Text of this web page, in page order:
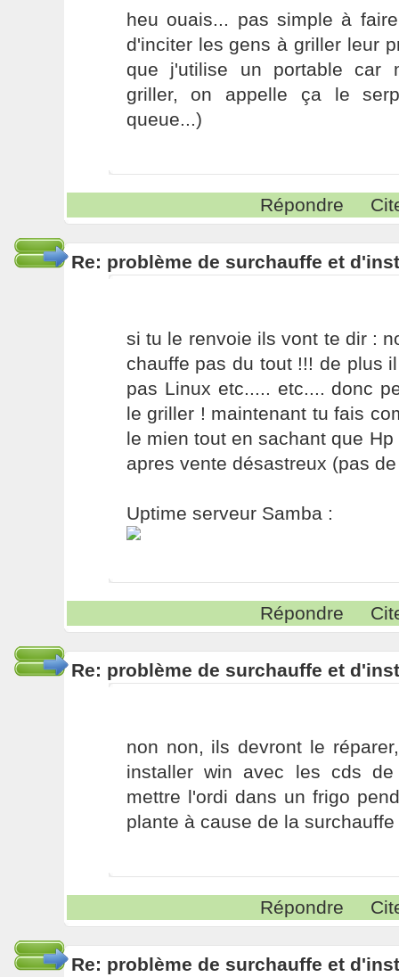
heu ouais... pas simple à
d'inciter les gens à griller leur
que j'utilise un portable car
griller, on appelle ça le
queue...)
Répondre
Re: problème de surchauffe et
si tu le renvoie ils vont te dir :
chauffe pas du tout !!! de plus
pas Linux etc..... etc.... donc
le griller ! maintenant tu fais
le mien tout en sachant que
apres vente désastreux (pas
Uptime serveur Samba :
Répondre
Re: problème de surchauffe et
non non, ils devront le
installer win avec les cds
mettre l'ordi dans un frigo
plante à cause de la surchauffe
Répondre
Re: problème de surchauffe et